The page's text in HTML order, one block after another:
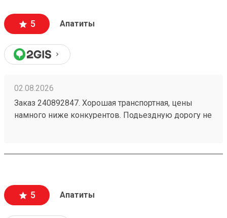
5 Апатиты
02.08.2026
Заказ 240892847. Хорошая транспортная, цены
намного ниже конкурентов. Подьездную дорогу не
подскажут как лучше упаковать. Заказы
5 Апатиты